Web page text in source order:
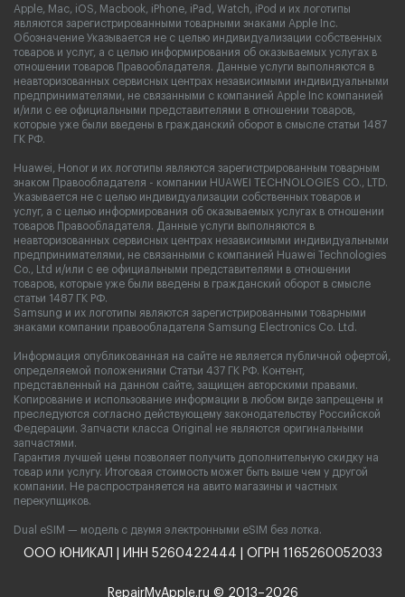
Apple, Mac, iOS, Macbook, iPhone, iPad, Watch, iPod и их логотипы
являются зарегистрированными товарными знаками Apple Inc.
Обозначение Указывается не с целью индивидуализации собственных
товаров и услуг, а с целью информирования об оказываемых услугах в
отношении товаров Правообладателя. Данные услуги выполняются в
неавторизованных сервисных центрах независимыми индивидуальными
предпринимателями, не связанными с компанией Apple Inc компанией
и/или с ее официальными представителями в отношении товаров,
которые уже были введены в гражданский оборот в смысле статьи 1487
ГК РФ.
Huawei, Honor и их логотипы являются зарегистрированным товарным
знаком Правообладателя - компании HUAWEI TECHNOLOGIES CO., LTD.
Указывается не с целью индивидуализации собственных товаров и
услуг, а с целью информирования об оказываемых услугах в отношении
товаров Правообладателя. Данные услуги выполняются в
неавторизованных сервисных центрах независимыми индивидуальными
предпринимателями, не связанными с компанией Huawei Technologies
Co., Ltd и/или с ее официальными представителями в отношении
товаров, которые уже были введены в гражданский оборот в смысле
статьи 1487 ГК РФ.
Samsung и их логотипы являются зарегистрированными товарными
знаками компании правообладателя Samsung Electronics Co. Ltd.
Информация опубликованная на сайте не является публичной офертой,
определяемой положениями Статьи 437 ГК РФ. Контент,
представленный на данном сайте, защищен авторскими правами.
Копирование и использование информации в любом виде запрещены и
преследуются согласно действующему законодательству Российской
Федерации. Запчасти класса Original не являются оригинальными
запчастями.
Гарантия лучшей цены позволяет получить дополнительную скидку на
товар или услугу. Итоговая стоимость может быть выше чем у другой
компании. Не распространяется на авито магазины и частных
перекупщиков.
Dual eSIM — модель с двумя электронными eSIM без лотка.
ООО ЮНИКАЛ | ИНН 5260422444 | ОГРН 1165260052033
RepairMyApple.ru © 2013–2026